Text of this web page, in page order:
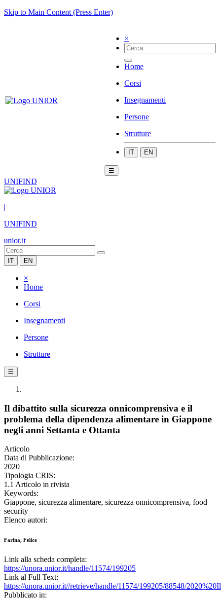
Skip to Main Content (Press Enter)
×
Home
Corsi
Insegnamenti
Persone
Strutture
IT EN
☰
UNIFIND
|
UNIFIND
unior.it
IT EN
×
Home
Corsi
Insegnamenti
Persone
Strutture
☰
Il dibattito sulla sicurezza onnicomprensiva e il
problema della dipendenza alimentare in Giappone
negli anni Settanta e Ottanta
Articolo
Data di Pubblicazione:
2020
Tipologia CRIS:
1.1 Articolo in rivista
Keywords:
Giappone, sicurezza alimentare, sicurezza onnicomprensiva, food
security
Elenco autori:
Farina, Felice
Link alla scheda completa:
https://unora.unior.it/handle/11574/199205
Link al Full Text:
https://unora.unior.it//retrieve/handle/11574/199205/88548/
Pubblicato in: